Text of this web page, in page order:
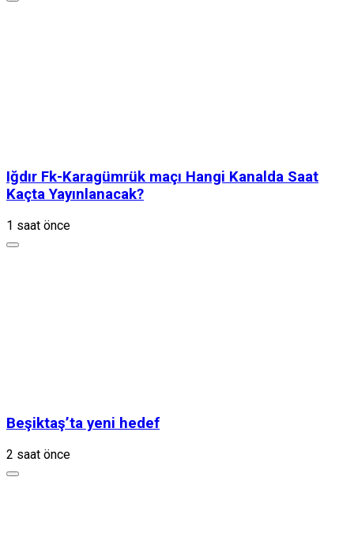
Iğdır Fk-Karagümrük maçı Hangi Kanalda Saat
Kaçta Yayınlanacak?
1 saat önce
Beşiktaş’ta yeni hedef
2 saat önce